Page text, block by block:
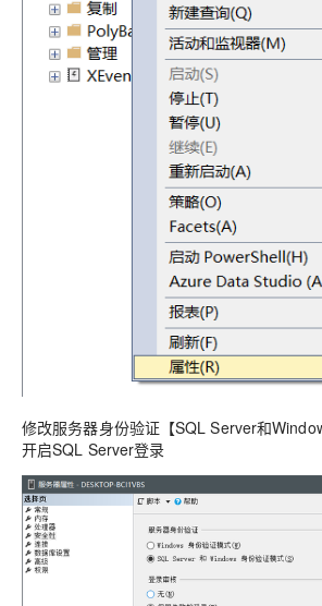
修改服务器身份验证【SQL Server和
开启SQL Server登录